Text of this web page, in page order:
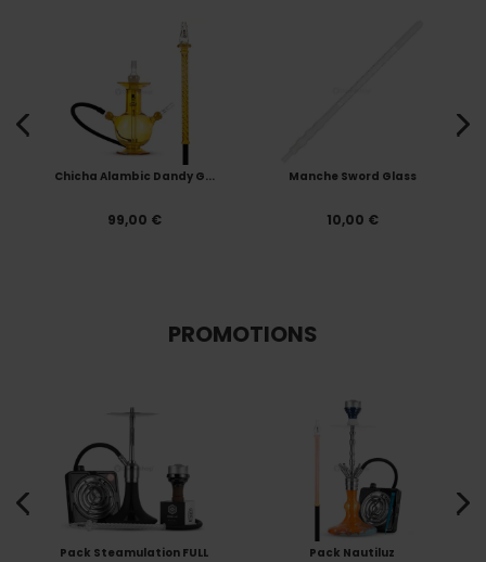
Chicha Alambic Dandy G...
99,00 €
Manche Sword Glass
10,00 €
PROMOTIONS
Pack Steamulation FULL Pack Nautiluz